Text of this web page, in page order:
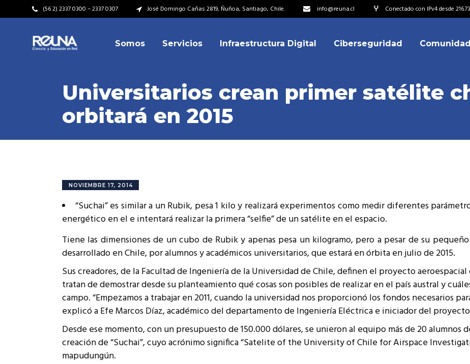
(56 2) 2337 0300 – 2337 0307 José Domingo Cañas 2819, Ñuñoa, Santiago, Chile. info@reuna.cl Conectado con IPv4 desde
Somos
Video Institucional
Plan Estratégico
Valores
Historia
Kit de Identidad
Cumplimiento Legal
Miembros
Acuerdos de Colaboración
Representantes
Institucionales
Representantes Técnicos
Cómo integrarse a REUNA
Servicios Infraestructura Digital Ciberseguridad Comunidad
Video Institucional
Misión – Visión
Valores
Cumplimiento Legal
Miembros
Directorio
Equipo
Universitarios crean primer satélite
orbitará en 2015
NOVIEMBRE 17, 2014
“Suchai” es similar a un Rubik, pesa 1 kilo y realizará experimentos como medir diferentes
energético en el e intentará realizar la primera “selfie” de un satélite en el espacio.
Tiene las dimensiones de un cubo de Rubik y apenas pesa un kilogramo, pero a pesar de su
desarrollado en Chile, por alumnos y académicos universitarios, que estará en órbita en julio de 2015.
Sus creadores, de la Facultad de Ingeniería de la Universidad de Chile, definen el proyecto
tratan de demostrar desde su planteamiento qué cosas son posibles de realizar en el país austral y
campo.“Empezamos a trabajar en 2011, cuando la universidad nos proporcionó los fondos necesarios
explicó a Efe Marcos Díaz, académico del departamento de Ingeniería Eléctrica e iniciador del
Desde ese momento, con un presupuesto de 150.000 dólares, se unieron al equipo más de 20 alumnos
creación de “Suchai”, cuyo acrónimo significa “Satelite of the University of Chile for Airspace
mapudungún.